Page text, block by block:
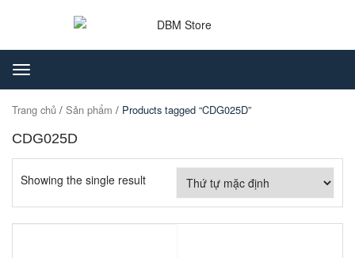
Toggle
navigation
Trang chủ / Sản phẩm / Products tagged “CDG025D”
CDG025D
Showing the single result